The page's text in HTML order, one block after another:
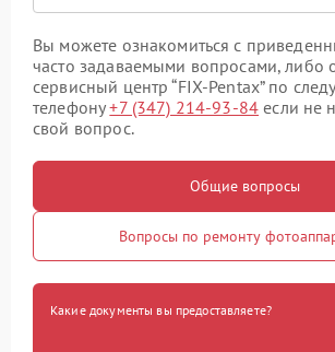
Вы можете ознакомиться с
часто задаваемыми вопросами, либо
сервисный центр “FIX-Pentax” по
телефону+7 (347) 214-93-84 если не
свой вопрос.
Общие вопросы
Вопросы по ремонту
Какие документы вы предоставляете?